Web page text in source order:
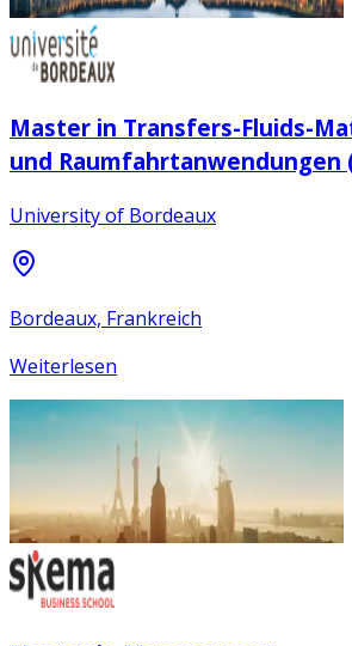
Master in Transfers-Fluids-
und Raumfahrtanwendungen
University of Bordeaux
Bordeaux, Frankreich
Weiterlesen